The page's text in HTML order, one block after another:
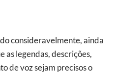
as legendas, descrições,
de voz sejam precisos o